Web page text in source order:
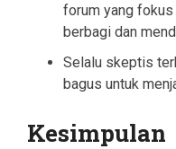
forum yang
berbagi dan
Selalu skeptis
bagus untuk
Kesimpulan